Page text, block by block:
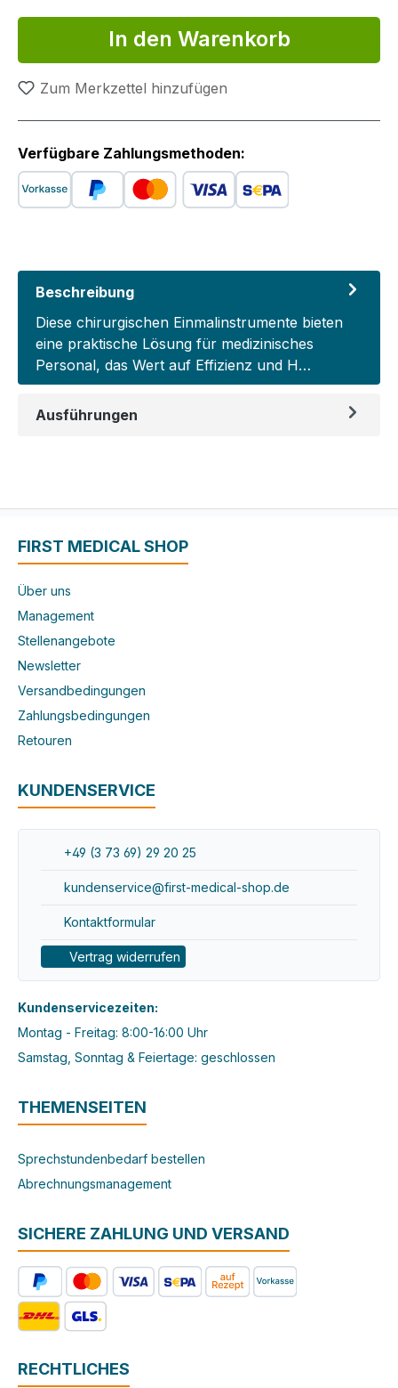
In den Warenkorb
Zum Merkzettel hinzufügen
Verfügbare Zahlungsmethoden:
Beschreibung
Diese chirurgischen Einmalinstrumente bieten
eine praktische Lösung für medizinisches
Personal, das Wert auf Effizienz und H…
Ausführungen
FIRST MEDICAL SHOP
Über uns
Management
Stellenangebote
Newsletter
Versandbedingungen
Zahlungsbedingungen
Retouren
KUNDENSERVICE
+49 (3 73 69) 29 20 25
kundenservice@first-medical-shop.de
Kontaktformular
Vertrag widerrufen
Kundenservicezeiten:
Montag - Freitag: 8:00-16:00 Uhr
Samstag, Sonntag & Feiertage: geschlossen
THEMENSEITEN
Sprechstundenbedarf bestellen
Abrechnungsmanagement
SICHERE ZAHLUNG UND VERSAND
RECHTLICHES